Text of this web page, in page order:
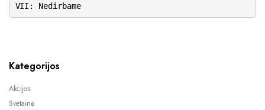
VII: Nedirbame
Kategorijos
Akcijos
Svetainė